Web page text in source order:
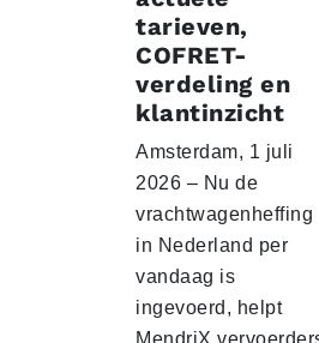
tarieven,
COFRET-
verdeling en
klantinzicht
Amsterdam, 1 juli
2026 – Nu de
vrachtwagenheffing
in Nederland per
vandaag is
ingevoerd, helpt